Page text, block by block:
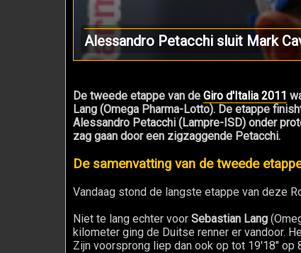
Alessandro Petacchi sluit Mark
De tweede etappe van de Giro d'Italia 2011
Lang (Omega Pharma-Lotto). De etappe
Alessandro Petacchi (Lampre-ISD) onder
zag gaan door een zigzaggende Petacchi.
De samenvatting van de tweede
Vandaag stond de langste etappe van deze
Niet te lang echter voor Sebastian Lang
kilometer ging de Duitse renner er vandoor.
Zijn voorsprong liep dan ook op tot 19'18" op